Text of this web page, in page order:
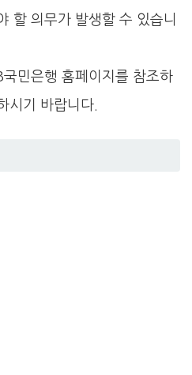
할 의무가 발생할 수 있습니
민은행 홈페이지를 참조하
시기 바랍니다.